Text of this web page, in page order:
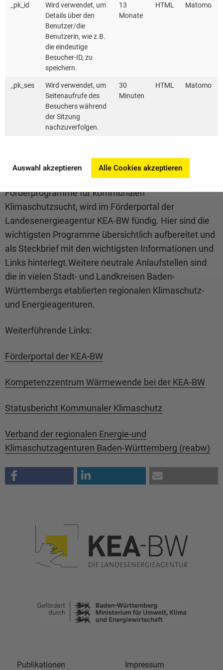
Umfassend erweitert haben die Förderer das
Themenspektrum im Programm Quartiersversorgung
(201/202): Neben Wärme, Kälte, Wasser und
Abwasserkönnenab sofort auch hier die Bereiche
klimafreundliche Mobilität, grüne Infrastruktur,
Klimaschutz, Klimaanpassung und Digitalisierungin
den Antrag einfließen.Mit Ausnahme der effizienten
Wärme-und Kälteversorgung verdoppelt der Bund den
Tilgungszuschuss von zehn auf 20 Prozent.
Wer eine Übersicht über die wichtigsten
Förderprogramme für kommunalen
Klimaschutzsucht, wird im Förderportal der
Landesenergieagentur KEA-BW fündig. Hier sind die
wichtigsten Programme übersichtlich aufbereitet und
als Steckbrief mit den wichtigsten Informationen und
Links hinterlegt.Weitere neutrale Anlaufstellen sind
die in vielen Stadt- und Landkreisen Baden-
Württembergs etablierten regionalen Klimaschutz-
und Energieagenturen.
Weiterführende Links:
Förderportal der KEA-BW
Kompetenzzentrum Wärmewende bei der KEA-BW
Statusbericht Kommunaler Klimaschutz
Verband der regionalen Energie-und
Klimaschutzagenturen Baden-Württemberg (reabw)
Publikationen Impressum
_pk_id
Wird verwendet, um
Details über den
Benutzer/die
Benutzerin, wie z.B.
die eindeutige
Besucher-ID, zu
speichern.
13
Monate
HTML Matomo
_pk_ses
Wird verwendet, um
Seitenaufrufe des
Besuchers während
der Sitzung
nachzuverfolgen.
30
Minuten
HTML Matomo
Auswahl akzeptieren Alle Cookies akzeptieren